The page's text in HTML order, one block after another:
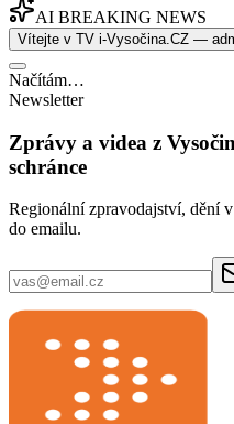
AI BREAKING NEWS
Vítejte v TV i-Vysočina.CZ —
Načítám…
Newsletter
Zprávy a videa z
schránce
Regionální zpravodajství, dění
do emailu.